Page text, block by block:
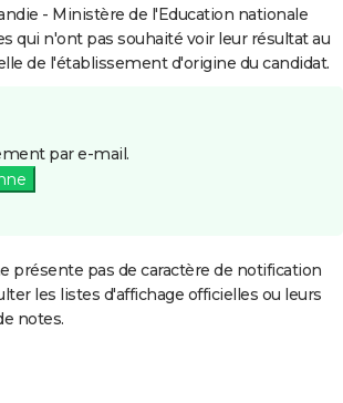
- Ministère de l'Education nationale
qui n'ont pas souhaité voir leur résultat au
de l'établissement d'origine du candidat.
par e-mail.
présente pas de caractère de notification
les listes d'affichage officielles ou leurs
notes.